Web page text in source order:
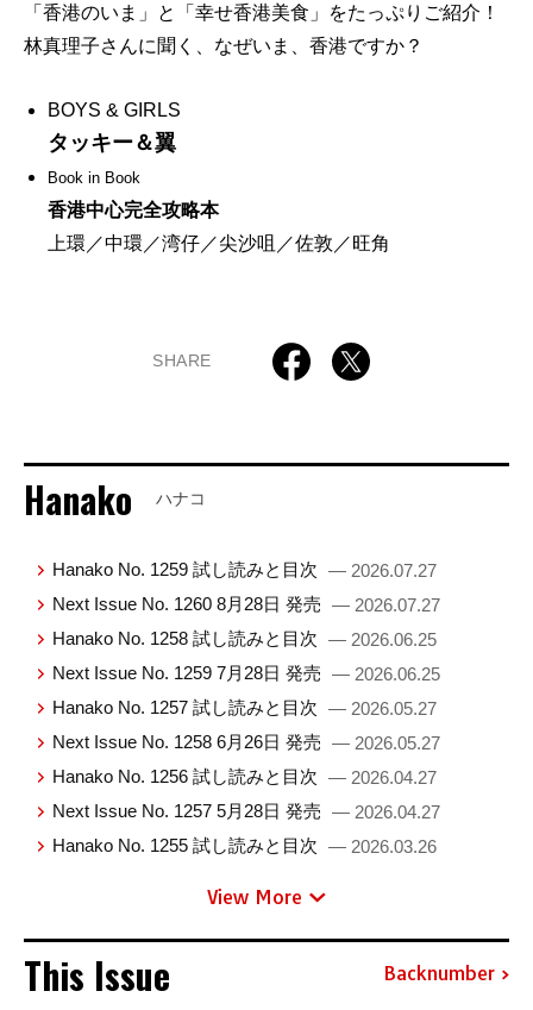
「香港のいま」と「幸せ香港美食」をたっぷりご紹介！
林真理子さんに聞く、なぜいま、香港ですか？
BOYS & GIRLS
タッキー＆翼
Book in Book
香港中心完全攻略本
上環／中環／湾仔／尖沙咀／佐敦／旺角
SHARE
Hanako ハナコ
Hanako No. 1259 試し読みと目次 — 2026.07.27
Next Issue No. 1260 8月28日 発売 — 2026.07.27
Hanako No. 1258 試し読みと目次 — 2026.06.25
Next Issue No. 1259 7月28日 発売 — 2026.06.25
Hanako No. 1257 試し読みと目次 — 2026.05.27
Next Issue No. 1258 6月26日 発売 — 2026.05.27
Hanako No. 1256 試し読みと目次 — 2026.04.27
Next Issue No. 1257 5月28日 発売 — 2026.04.27
Hanako No. 1255 試し読みと目次 — 2026.03.26
View More
This Issue Backnumber